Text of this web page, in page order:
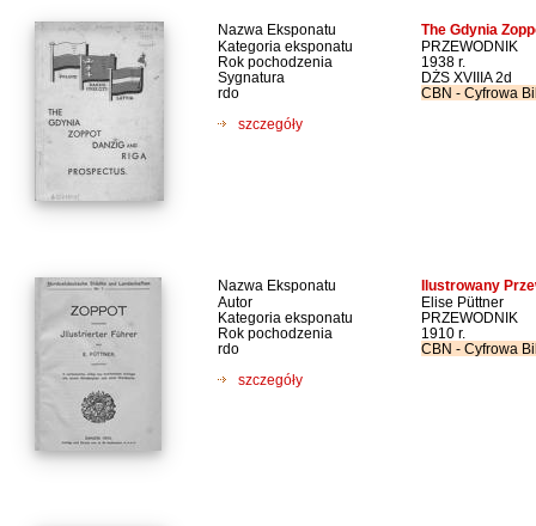
Nazwa Eksponatu The Gdynia
Kategoria eksponatu
PRZEWODNIK
Rok pochodzenia
1938 r.
Sygnatura
DŻS XVIIIA 2d
rdo
CBN - Cyfrowa
szczegóły
Nazwa Eksponatu Ilustrowany
Autor
Elise Püttner
Kategoria eksponatu
PRZEWODNIK
Rok pochodzenia
1910 r.
rdo
CBN - Cyfrowa
szczegóły